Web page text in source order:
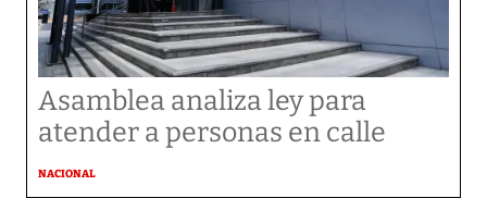
Asamblea analiza ley para
atender a personas en calle
NACIONAL